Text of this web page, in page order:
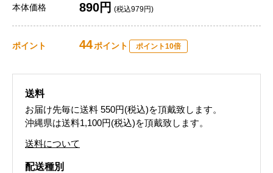
本体価格 890円 (税込979円)
ポイント 44ポイント ポイント10倍
送料
お届け先毎に送料 550円(税込)を頂戴致します。
沖縄県は送料1,100円(税込)を頂戴致します。
送料について
配送種別